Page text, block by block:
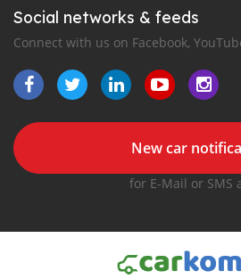
Social networks & feeds
Connect with us on Facebook,
New car
for E-Mail or SMS